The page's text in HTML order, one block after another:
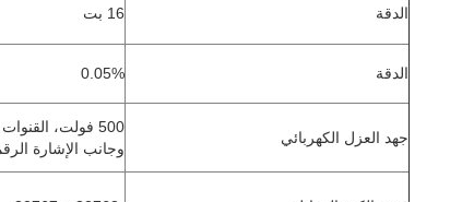
الدقة 16 بت
الدقة 0.05%
جهد العزل الكهربائي
500 فولت، القنوات الموجودة في جانب المجال
وجانب الإشارة